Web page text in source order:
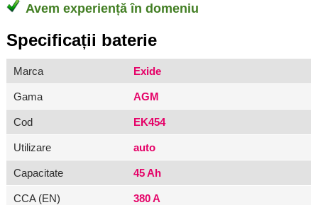
Avem experiență în domeniu
Specificații baterie
Marca Exide
Gama AGM
Cod EK454
Utilizare auto
Capacitate 45 Ah
CCA (EN) 380 A